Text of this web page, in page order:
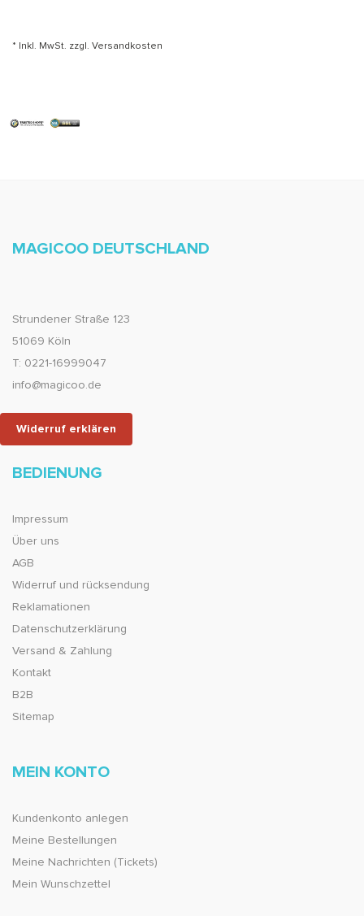
* Inkl. MwSt. zzgl. Versandkosten
MAGICOO DEUTSCHLAND
Strundener Straße 123
51069 Köln
T: 0221-16999047
info@magicoo.de
Widerruf erklären
BEDIENUNG
Impressum
Über uns
AGB
Widerruf und rücksendung
Reklamationen
Datenschutzerklärung
Versand & Zahlung
Kontakt
B2B
Sitemap
MEIN KONTO
Kundenkonto anlegen
Meine Bestellungen
Meine Nachrichten (Tickets)
Mein Wunschzettel